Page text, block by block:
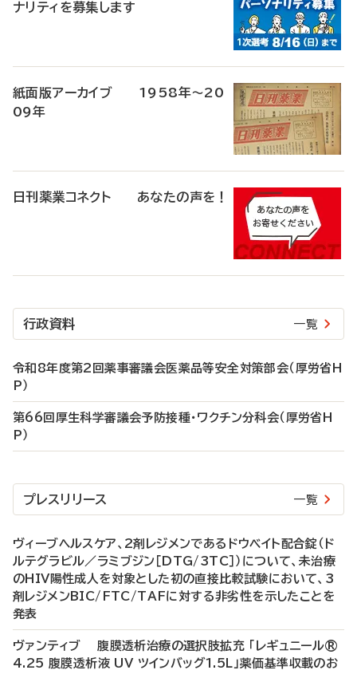
ナリティを募集します
紙面版アーカイブ 1958年～20
09年
日刊薬業コネクト あなたの声を！
行政資料 一覧
令和8年度第2回薬事審議会医薬品等安全対策部会（厚労省H
P）
第66回厚生科学審議会予防接種・ワクチン分科会（厚労省H
P）
プレスリリース 一覧
ヴィーブヘルスケア、2剤レジメンであるドウベイト配合錠（ド
ルテグラビル／ラミブジン［DTG/3TC］）について、未治療
のHIV陽性成人を対象とした初の直接比較試験において、3
剤レジメンBIC/FTC/TAFに対する非劣性を示したことを
発表
ヴァンティブ 腹膜透析治療の選択肢拡充 「レギュニール®
4.25 腹膜透析液 UV ツインバッグ1.5L」薬価基準収載のお